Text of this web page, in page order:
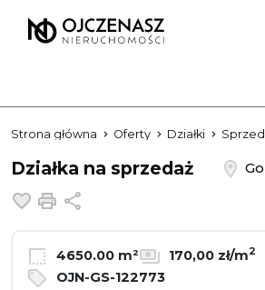
Strona główna Oferty Działki
Działka na sprzedaż
Dodaj do ulubionych
Drukuj
4650.00 m² 170,00 zł/m2
OJN-GS-122773